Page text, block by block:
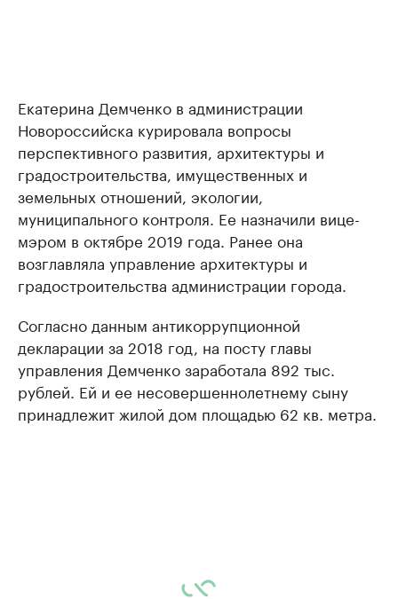
Екатерина Демченко в администрации
Новороссийска курировала вопросы
перспективного развития, архитектуры и
градостроительства, имущественных и
земельных отношений, экологии,
муниципального контроля. Ее назначили вице-
мэром в октябре 2019 года. Ранее она
возглавляла управление архитектуры и
градостроительства администрации города.
Согласно данным антикоррупционной
декларации за 2018 год, на посту главы
управления Демченко заработала 892 тыс.
рублей. Ей и ее несовершеннолетнему сыну
принадлежит жилой дом площадью 62 кв. метра.